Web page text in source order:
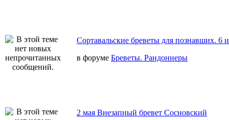
Сортавальские бреветы для познавших. 6
в форуме Бреветы. Рандоннеры
2 мая Внезапный бревет Сосновский